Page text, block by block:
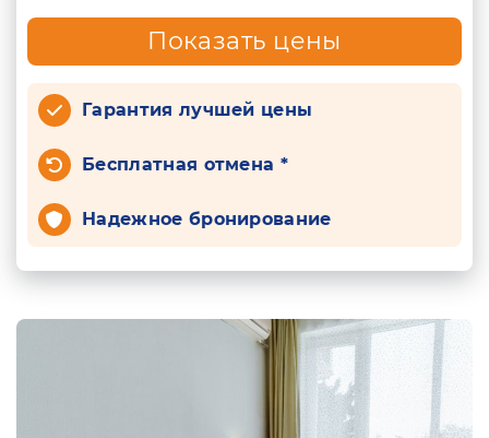
Показать цены
Гарантия лучшей цены
Бесплатная отмена *
Надежное бронирование